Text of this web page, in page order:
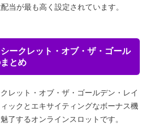
当が最も高く設定されています。
ークレット・オブ・ザ・ゴール
とめ
レット・オブ・ザ・ゴールデン・レイ
ックとエキサイティングなボーナス機
了するオンラインスロットです。